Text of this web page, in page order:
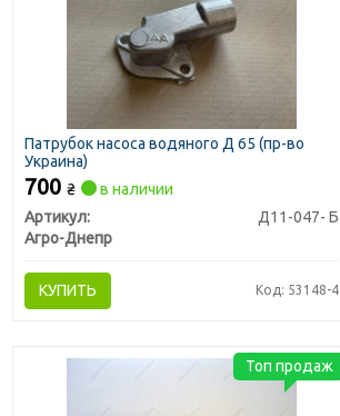
Патрубок насоса водяного Д 65 (пр-во
Украина)
700 ₴
в наличии
Артикул:
Д11-047- Б
Агро-Днепр
КУПИТЬ Код: 53148-4
Топ продаж